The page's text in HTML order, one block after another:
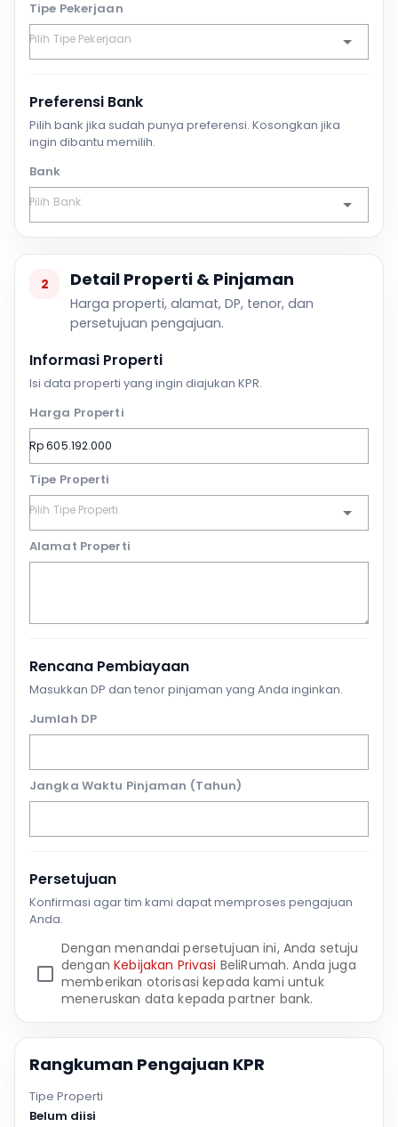
Tipe Pekerjaan
Preferensi Bank
Pilih bank jika sudah punya preferensi. Kosongkan jika
ingin dibantu memilih.
Bank
2 Detail Properti & Pinjaman
Harga properti, alamat, DP, tenor, dan
persetujuan pengajuan.
Informasi Properti
Isi data properti yang ingin diajukan KPR.
Harga Properti
Tipe Properti
Alamat Properti
Rencana Pembiayaan
Masukkan DP dan tenor pinjaman yang Anda inginkan.
Jumlah DP
Jangka Waktu Pinjaman (Tahun)
Persetujuan
Konfirmasi agar tim kami dapat memproses pengajuan
Anda.
Dengan menandai persetujuan ini, Anda setuju
denganKebijakan Privasi BeliRumah. Anda juga
memberikan otorisasi kepada kami untuk
meneruskan data kepada partner bank.
Rangkuman Pengajuan KPR
Tipe Properti
Belum diisi